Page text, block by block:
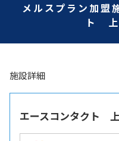
メルスプラン加盟
ト 上
施設詳細
エースコンタクト